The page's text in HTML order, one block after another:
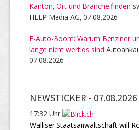
Kanton, Ort und Branche finden
HELP Media AG, 07.08.2026
E-Auto-Boom: Warum Benziner
lange nicht wertlos sind
07.08.2026
NEWSTICKER - 07.08.2026
17:32 Uhr
Walliser Staatsanwaltschaft will